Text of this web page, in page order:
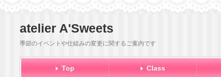
atelier A'Sweets
季節のイベントや仕組みの変更に関するご案内です
Top Class